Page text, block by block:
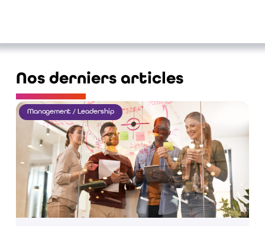
Nos derniers articles
Management / Leadership